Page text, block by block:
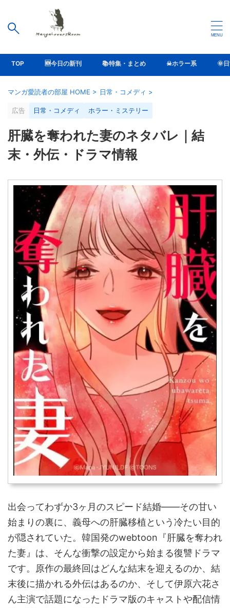
TOP 🆕今日の新刊 📚特集・まとめ ☠ホラー系 🌞
マンガ愛読者の部屋 HOME > 日常・コメディ >
広告 日常・コメディ ホラー・ミステリー
肝臓を奪われた妻のネタバレ｜結
末・外伝・ドラマ情報
出会ってわずか3ヶ月のスピード結婚——その甘い
始まりの裏に、義母への肝臓移植という冷たい目的
が隠されていた。韓国発のwebtoon『肝臓を奪われ
た妻』は、そんな衝撃の設定から始まる復讐ドラマ
です。原作の最終回はどんな結末を迎えるのか、結
末後に描かれる外伝はあるのか、そして伊原六花さ
ん主演で話題になったドラマ版のキャストや配信情